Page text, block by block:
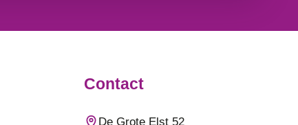
Contact
De Grote Elst 52